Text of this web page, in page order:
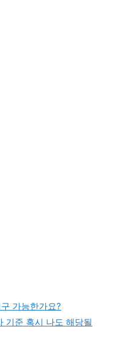
가능한가요?
기준 혹시 나도 해당될